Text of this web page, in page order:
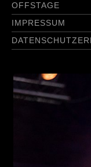
OFFSTAGE
IMPRESSUM